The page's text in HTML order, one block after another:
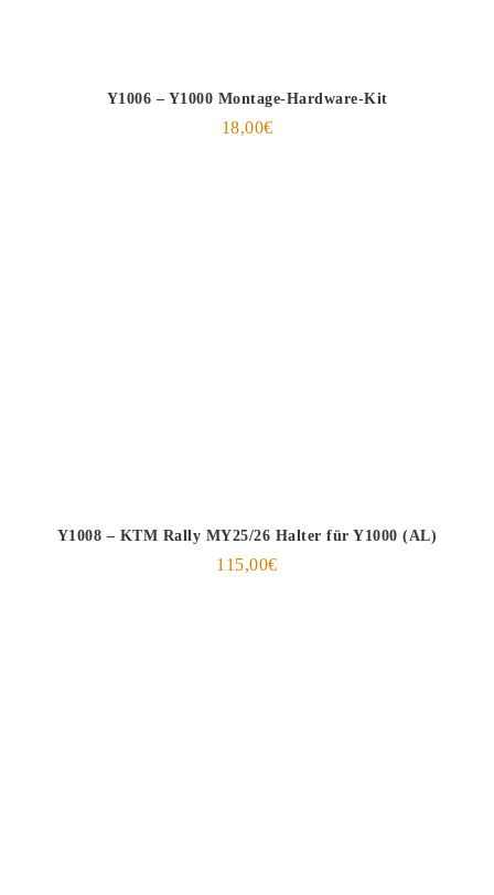
Y1006 – Y1000 Montage-Hardware-Kit
18,00€
Y1008 – KTM Rally MY25/26 Halter für Y1000 (AL)
115,00€